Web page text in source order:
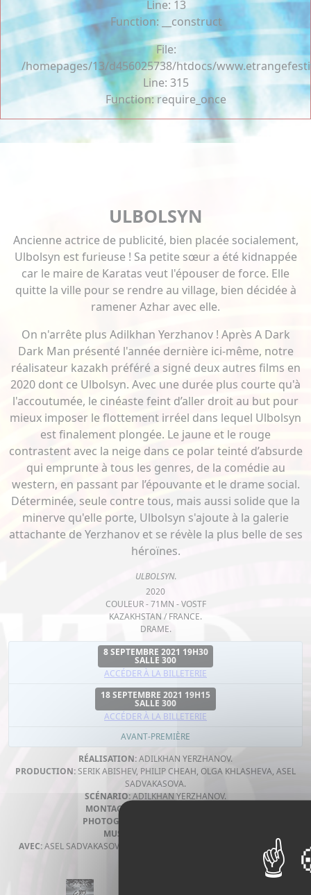
Line: 13
Function: __construct
File:
/homepages/13/d456025738/htdocs/
Line: 315
Function: require_once
ULBOLSYN
Ancienne actrice de publicité, bien placée socialement,
Ulbolsyn est furieuse ! Sa petite sœur a été kidnappée
car le maire de Karatas veut l'épouser de force. Elle
quitte la ville pour se rendre au village, bien décidée à
ramener Azhar avec elle.
On n'arrête plus Adilkhan Yerzhanov ! Après A Dark
Dark Man présenté l'année dernière ici-même, notre
réalisateur kazakh préféré a signé deux autres films en
2020 dont ce Ulbolsyn. Avec une durée plus courte qu'à
l'accoutumée, le cinéaste feint d’aller droit au but pour
mieux imposer le flottement irréel dans lequel Ulbolsyn
est finalement plongée. Le jaune et le rouge
contrastent avec la neige dans ce polar teinté d’absurde
qui emprunte à tous les genres, de la comédie au
western, en passant par l’épouvante et le drame social.
Déterminée, seule contre tous, mais aussi solide que la
minerve qu'elle porte, Ulbolsyn s'ajoute à la galerie
attachante de Yerzhanov et se révèle la plus belle de ses
héroïnes.
ULBOLSYN.
2020
COULEUR - 71MN - VOSTF
KAZAKHSTAN / FRANCE.
DRAME.
8 SEPTEMBRE 2021 19H30
SALLE 300
ACCÉDER À LA BILLETERIE
18 SEPTEMBRE 2021 19H15
SALLE 300
ACCÉDER À LA BILLETERIE
AVANT-PREMIÈRE
RÉALISATION:ADILKHAN YERZHANOV.
PRODUCTION:SERIK ABISHEV, PHILIP CHEAH, OLGA KHLASHEVA, ASEL
SADVAKASOVA.
SCÉNARIO:ADILKHAN YERZHANOV.
MONTAGE:
PHOTOGRAPHIE:
MUSIQUE:
AVEC:ASEL SADVAKASOVA, DINARA SAGI, YERBOLAT ALKOZHA, BERIK